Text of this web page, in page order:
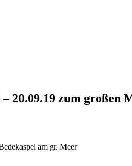
20.09.19 zum großen
am gr. Meer